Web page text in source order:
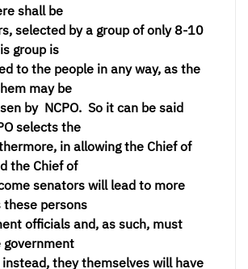
shall be
selected by a group of only 8-10
group is
to the people in any way, as the
may be
by NCPO. So it can be said
selects the
in allowing the Chief of
the Chief of
senators will lead to more
persons
officials and, as such, must
they themselves will have